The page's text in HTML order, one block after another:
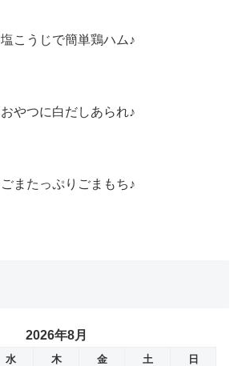
塩こうじで簡単鶏ハム♪
おやつに白だしあられ♪
ごまたっぷりごまもち♪
2026年8月
水 木 金 土
日